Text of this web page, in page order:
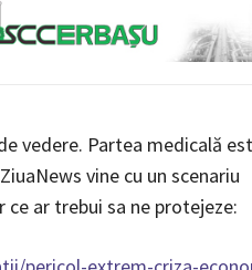
vedere. Partea medicală
vine cu un scenariu
ar trebui sa ne protejeze: